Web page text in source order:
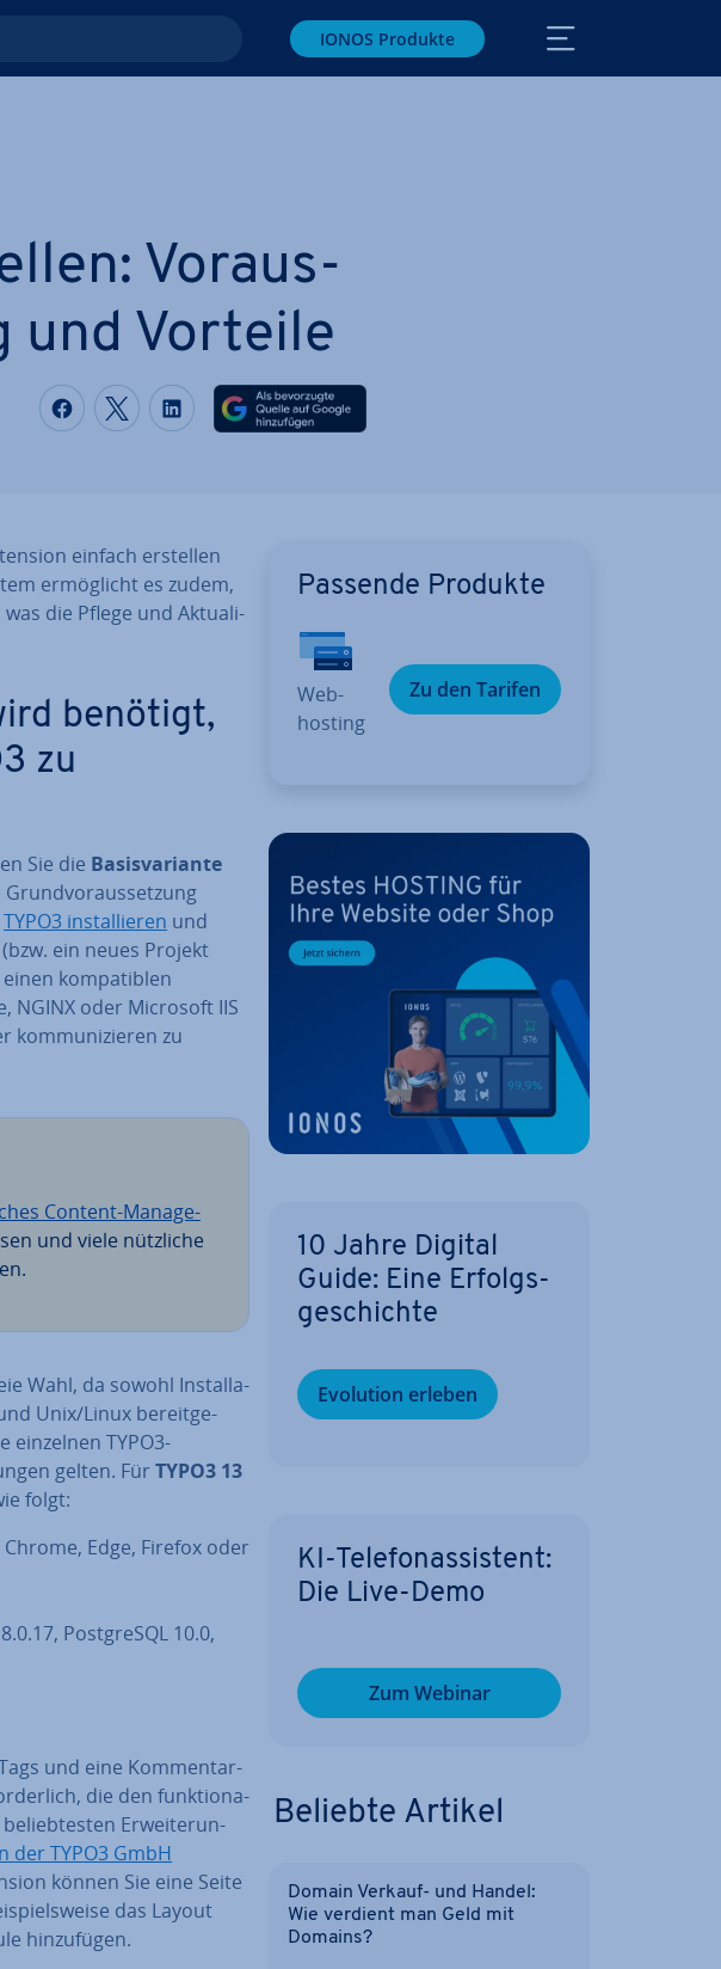
IONOS Produkte
Vor­aus­
und Vorteile
Auf Facebook teilen
Auf Twitter teilen
Auf LinkedIn teilen
einfach erstellen
er­mög­licht es zudem,
die Pflege und Ak­tua­li­
benötigt,
zu
Sie die Ba­sis­va­ri­an­te
Grund­vor­aus­set­zung
TYPO3 in­stal­lie­ren und
(bzw. ein neues Projekt
kom­pa­ti­blen
NGINX oder Microsoft IIS
kom­mu­ni­zie­ren zu
Content-Ma­nage­
und viele nützliche
Wahl, da sowohl In­stal­la­
Unix/Linux be­reit­ge­
einzelnen TYPO3-
gelten. Für TYPO3 13
folgt:
Edge, Firefox oder
Post­greS­QL 10.0,
und eine Kom­men­tar­
die den funk­tio­na­
be­lieb­tes­ten Er­wei­te­run­
der TYPO3 GmbH
können Sie eine Seite
das Layout
hin­zu­fü­gen.
Passende Produkte
Web­
hos­ting
Zu den Tarifen
10 Jahre Digital
Guide: Eine Er­folgs­
ge­schich­te
Evolution erleben
KI-Te­le­fon­as­sis­tent:
Die Live-Demo
Zum Webinar
Beliebte Artikel
Domain Verkauf- und Handel:
Wie verdient man Geld mit
Domains?